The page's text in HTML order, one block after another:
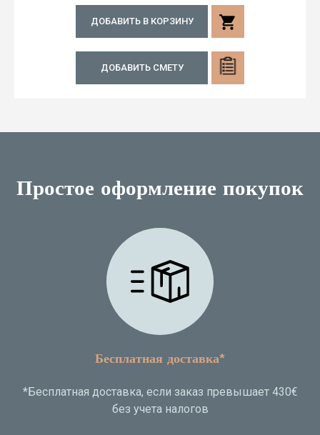
ДОБАВИТЬ В КОРЗИНУ shopping_cart
ДОБАВИТЬ СМЕТУ
Простое оформление покупок
Бесплатная доставка*
*Бесплатная доставка, если заказ превышает 430€
без учета налогов